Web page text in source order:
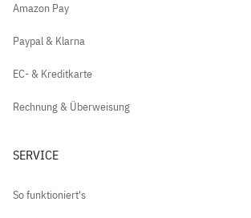
Amazon Pay
Paypal & Klarna
EC- & Kreditkarte
Rechnung & Überweisung
SERVICE
So funktioniert's